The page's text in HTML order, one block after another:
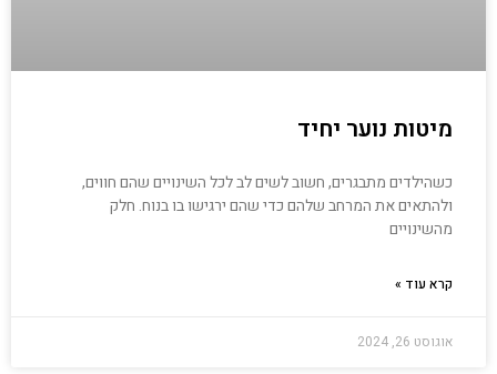
מיטות נוער יחיד
כשהילדים מתבגרים, חשוב לשים לב לכל השינויים שהם חווים,
ולהתאים את המרחב שלהם כדי שהם ירגישו בו בנוח. חלק
מהשינויים
קרא עוד »
אוגוסט 26, 2024